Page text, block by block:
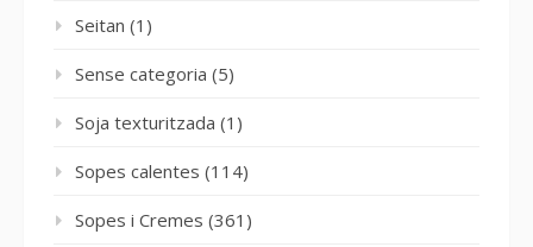
Seitan (1)
Sense categoria (5)
Soja texturitzada (1)
Sopes calentes (114)
Sopes i Cremes (361)